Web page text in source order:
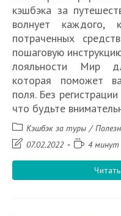
кэшбэка за
волнует каждого,
потраченных
пошаговую
лояльности Мир
которая поможет
поля. Без
что будьте
Рубрика
записи:
Кэшбэк за туры /
Запись07.02.2022
Время4 минут